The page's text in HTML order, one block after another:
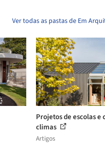
Ver todas as pastas de Em
Projetos de escolas
climas
Artigos